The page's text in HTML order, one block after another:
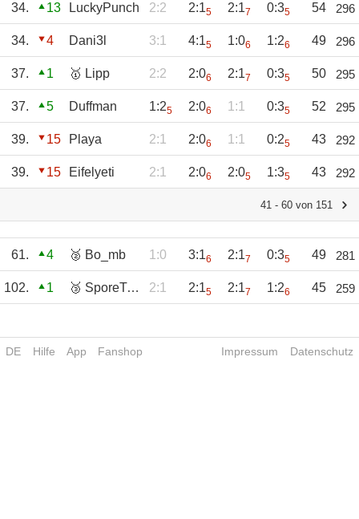
34. 13 LuckyPunch 2:2 2:15 2:17 0:35 54 296
34. 4 Dani3l 3:1 4:15 1:06 1:26 49 296
37. 1 🥇 Lipp 2:2 2:06 2:17 0:35 50 295
37. 5 Duffman 1:25 2:06 1:1 0:35 52 295
39. 15 Playa 2:1 2:06 1:1 0:25 43 292
39. 15 Eifelyeti 2:1 2:06 2:05 1:35 43 292
41 - 60 von 151
61. 4 🥈 Bo_mb 1:0 3:16 2:17 0:35 49 281
102. 1 🥉 SporeTinte049 2:1 2:15 2:17 1:26 45 259
DE Hilfe App Fanshop Impressum Datenschutz